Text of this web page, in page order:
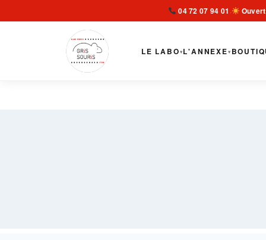
04 72 07 94 01 ·
LE LABO▾L'ANNEXE▾
au